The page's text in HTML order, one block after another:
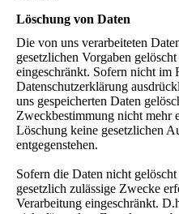
Löschung von Daten
Die von uns verarbeiteten
gesetzlichen Vorgaben
eingeschränkt. Sofern nicht im
Datenschutzerklärung
uns gespeicherten Daten
Zweckbestimmung nicht mehr
Löschung keine gesetzlichen
entgegenstehen.
Sofern die Daten nicht
gesetzlich zulässige Zwecke
Verarbeitung eingeschränkt.